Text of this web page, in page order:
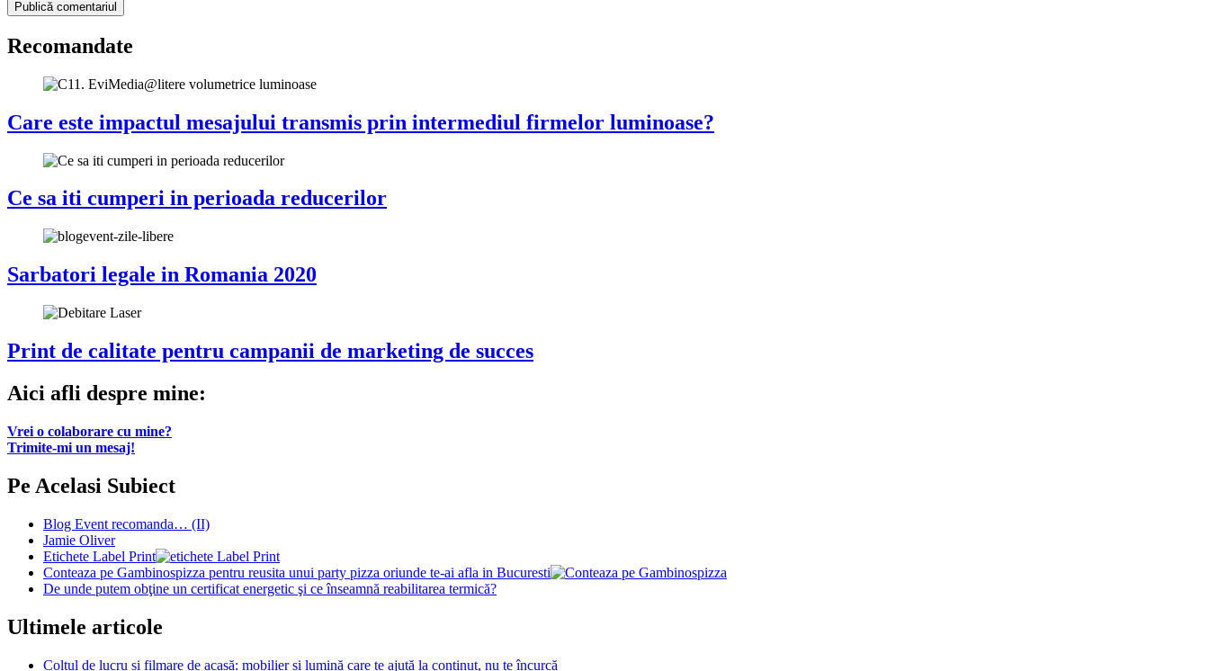
Recomandate
Care este impactul mesajului transmis prin intermediul firmelor luminoase?
Ce sa iti cumperi in perioada reducerilor
Sarbatori legale in Romania 2020
Print de calitate pentru campanii de marketing de succes
Aici afli despre mine:
Vrei o colaborare cu mine?
Trimite-mi un mesaj!
Pe Acelasi Subiect
Blog Event recomanda… (II)
Jamie Oliver
Etichete Label Print
Conteaza pe Gambinospizza pentru reusita unui party pizza oriunde te-ai afla in Bucuresti
De unde putem obţine un certificat energetic şi ce înseamnă reabilitarea termică?
Ultimele articole
Colțul de lucru și filmare de acasă: mobilier și lumină care te ajută la conținut, nu te încurcă